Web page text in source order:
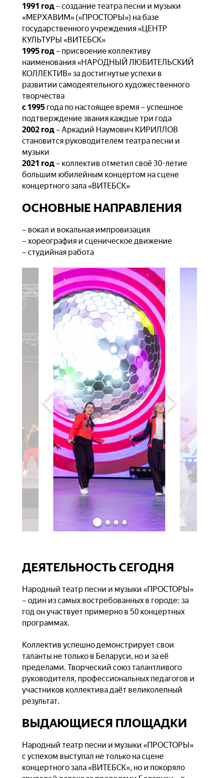
1991 год– создание театра песни и музыки
«МЕРХАВИМ» («ПРОСТОРЫ») на базе
государственного учреждения «ЦЕНТР
КУЛЬТУРЫ «ВИТЕБСК»
1995 год– присвоение коллективу
наименования «НАРОДНЫЙ ЛЮБИТЕЛЬСКИЙ
КОЛЛЕКТИВ» за достигнутые успехи в
развитии самодеятельного художественного
творчества
с 1995года по настоящее время – успешное
подтверждение звания каждые три года
2002 год– Аркадий Наумович КИРИЛЛОВ
становится руководителем театра песни и
музыки
2021 год– коллектив отметил своё 30-летие
большим юбилейным концертом на сцене
концертного зала «ВИТЕБСК»
ОСНОВНЫЕ НАПРАВЛЕНИЯ
– вокал и вокальная импровизация
– хореография и сценическое движение
– студийная работа
ДЕЯТЕЛЬНОСТЬ СЕГОДНЯ
Народный театр песни и музыки «ПРОСТОРЫ»
– один из самых востребованных в городе: за
год он участвует примерно в 50 концертных
программах.
Коллектив успешно демонстрирует свои
таланты не только в Беларуси, но и за её
пределами. Творческий союз талантливого
руководителя, профессиональных педагогов и
участников коллектива даёт великолепный
результат.
ВЫДАЮЩИЕСЯ ПЛОЩАДКИ
Народный театр песни и музыки «ПРОСТОРЫ»
с успехом выступал не только на сцене
концертного зала «ВИТЕБСК», но и покоряло